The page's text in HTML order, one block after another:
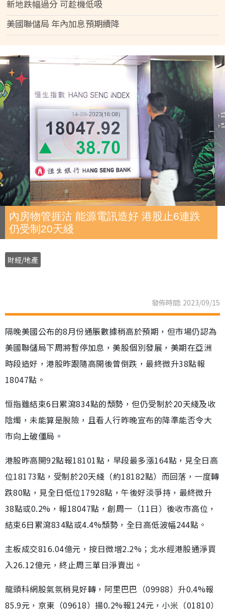
新地跌幅過分 可趁機低吸
美國聯儲局 年內加息預期續降
內房物管捱沽 能源電訊造好 港股止6連跌
仍受制20天綫
財經/地產
發佈時間: 2023/09/15
隔晚美國公布的8月份通脹數據稍高於預期，但市場仍認為
美國聯儲局下周將暫停加息，美股個別發展，美期在亞洲
時段造好，港股昨跟隨高開後曾倒跌，最終微升38點報
18047點。
恒指雖結束6日累瀉834點的頹勢，但仍受制於20天綫及收
陰燭，未能算是脫險，且看人行昨晚宣布的降準能否令大
市向上破僵局。
港股昨高開92點報18101點，早段最多漲164點，見全日高
位18173點，受制於20天綫（約18182點）而回落，一度轉
跌80點，見全日低位17928點，午後好淡爭持，最終微升
38點或0.2%，報18047點，創周一（11日）後收市高位，
結束6日累瀉834點或4.4%頹勢，全日高低波幅244點。
主板成交816.04億元，按日微增2.2%；北水經港股通淨買
入26.12億元，終止周三單日淨賣出。
龍頭科網股氣氛稍見好轉，阿里巴巴（09988）升0.4%報
85.9元，京東（09618）揚0.2%報124元，小米（01810）